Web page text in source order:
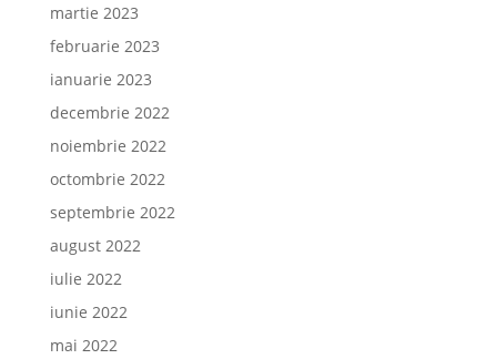
martie 2023
februarie 2023
ianuarie 2023
decembrie 2022
noiembrie 2022
octombrie 2022
septembrie 2022
august 2022
iulie 2022
iunie 2022
mai 2022